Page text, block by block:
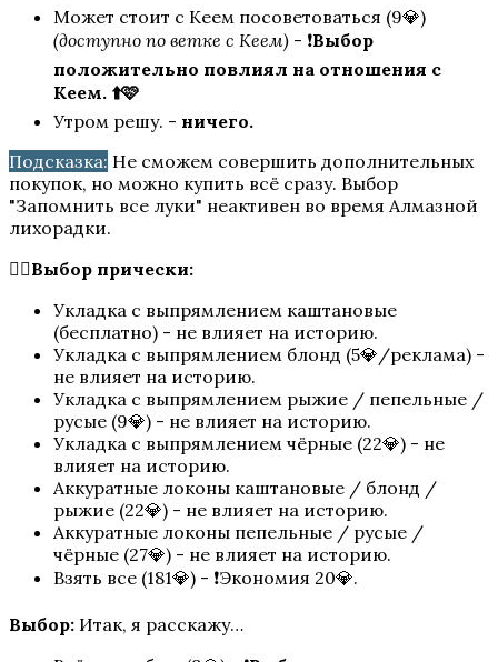
Я охочусь на тебя 2
Песнь о Красном Ниле
Может стоит с Кеем посоветоваться (9💎)
(доступно по ветке с Кеем) - ❗Выбор
положительно повлиял на отношения с
Кеем. ⬆️🩷
Утром решу. - ничего.
Подсказка: Не сможем совершить дополнительных
покупок, но можно купить всё сразу. Выбор
"Запомнить все луки" неактивен во время Алмазной
лихорадки.
💇‍♀️Выбор прически:
Укладка с выпрямлением каштановые
(бесплатно) - не влияет на историю.
Укладка с выпрямлением блонд (5💎/реклама) -
не влияет на историю.
Укладка с выпрямлением рыжие / пепельные /
русые (9💎) - не влияет на историю.
Укладка с выпрямлением чёрные (22💎) - не
влияет на историю.
Аккуратные локоны каштановые / блонд /
рыжие (22💎) - не влияет на историю.
Аккуратные локоны пепельные / русые /
чёрные (27💎) - не влияет на историю.
Взять все (181💎) - ❗Экономия 20💎.
Выбор: Итак, я расскажу…